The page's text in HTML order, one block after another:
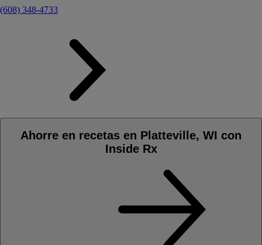
(608) 348-4733
Ahorre en recetas en Platteville, WI con
Inside Rx